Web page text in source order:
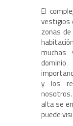
El
vestigios
zonas
muchas
y los
alta se
puede